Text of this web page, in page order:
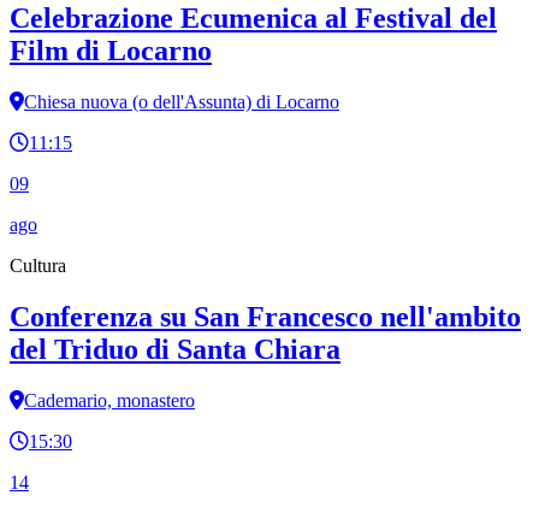
Celebrazione Ecumenica al Festival del
Film di Locarno
Chiesa nuova (o dell'Assunta) di Locarno
11:15
09
ago
Cultura
Conferenza su San Francesco nell'ambito
del Triduo di Santa Chiara
Cademario, monastero
15:30
14